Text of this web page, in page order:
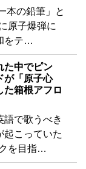
本の鉛筆」と
原子爆弾に
をテ…
た中でピン
が「原子心
た箱根アフロ
語で歌うべき
起こっていた
を目指…